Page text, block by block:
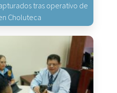
tras operativo de
Choluteca